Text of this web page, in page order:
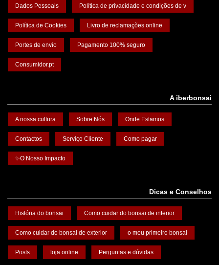
Dados Pessoais Política de privacidade e condições de v
Política de Cookies Livro de reclamações online
Portes de envio Pagamento 100% seguro
Consumidor.pt
A iberbonsai
A nossa cultura Sobre Nós Onde Estamos
Contactos Serviço Cliente Como pagar
✨O Nosso Impacto
Dicas e Conselhos
História do bonsai Como cuidar do bonsai de interior
Como cuidar do bonsai de exterior o meu primeiro bonsai
Posts loja online Perguntas e dúvidas